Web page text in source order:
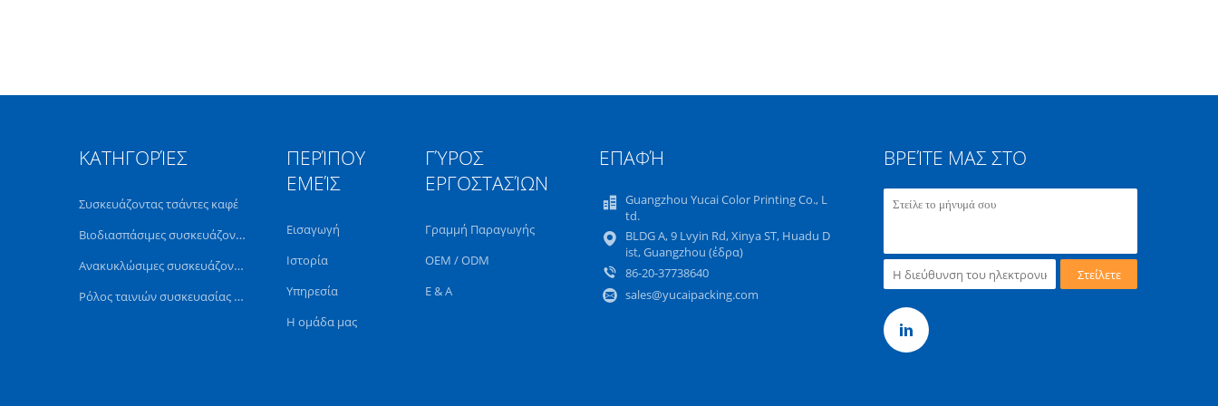
ΚΑΤΗΓΟΡΊΕΣ
Συσκευάζοντας τσάντες καφέ
Βιοδιασπάσιμες συσκευάζοντας τσάντες
Ανακυκλώσιμες συσκευάζοντας τσάντες
Ρόλος ταινιών συσκευασίας τροφίμων
ΠΕΡΊΠΟΥ
ΕΜΕΊΣ
Εισαγωγή
Ιστορία
Υπηρεσία
Η ομάδα μας
ΓΎΡΟΣ
ΕΡΓΟΣΤΑΣΊΩΝ
Γραμμή Παραγωγής
OEM / ODM
Ε & Α
ΕΠΑΦΉ
Guangzhou Yucai Color Printing Co., L
td.
BLDG Α, 9 Lvyin Rd, Xinya ST, Huadu D
ist, Guangzhou (έδρα)
86-20-37738640
sales@yucaipacking.com
ΒΡΕΊΤΕ ΜΑΣ ΣΤΟ
Στείλετε